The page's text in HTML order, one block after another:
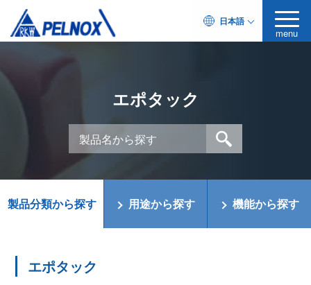
日本語
menu
エポタック
製品分類から探す 用途から探す 機能から探す
エポタック